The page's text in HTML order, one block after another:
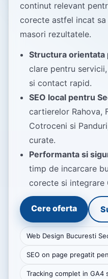
continut relevant
corecte astfel incat
masori rezultatele.
Structura orientata
clare pentru
si contact rapid.
SEO local pentru
cartierelor Rahova,
Cotroceni si
curate.
Performanta si
timp de incarcare
corecte si integrare
Cere oferta
Web Design Bucuresti
SEO on page pregatit
Tracking complet in GA4